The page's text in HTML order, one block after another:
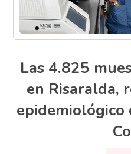
Las 4.825
en Risaralda,
epidemiológico